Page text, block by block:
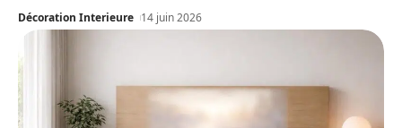
Décoration Interieure 14 juin 2026